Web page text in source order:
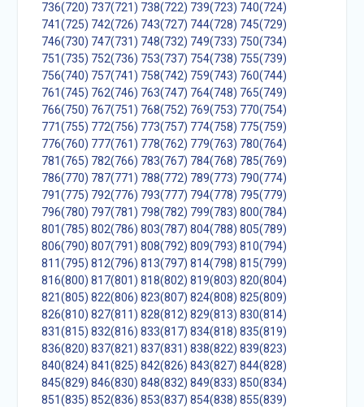
736(720) 737(721) 738(722) 739(723) 740(724)
741(725) 742(726) 743(727) 744(728) 745(729)
746(730) 747(731) 748(732) 749(733) 750(734)
751(735) 752(736) 753(737) 754(738) 755(739)
756(740) 757(741) 758(742) 759(743) 760(744)
761(745) 762(746) 763(747) 764(748) 765(749)
766(750) 767(751) 768(752) 769(753) 770(754)
771(755) 772(756) 773(757) 774(758) 775(759)
776(760) 777(761) 778(762) 779(763) 780(764)
781(765) 782(766) 783(767) 784(768) 785(769)
786(770) 787(771) 788(772) 789(773) 790(774)
791(775) 792(776) 793(777) 794(778) 795(779)
796(780) 797(781) 798(782) 799(783) 800(784)
801(785) 802(786) 803(787) 804(788) 805(789)
806(790) 807(791) 808(792) 809(793) 810(794)
811(795) 812(796) 813(797) 814(798) 815(799)
816(800) 817(801) 818(802) 819(803) 820(804)
821(805) 822(806) 823(807) 824(808) 825(809)
826(810) 827(811) 828(812) 829(813) 830(814)
831(815) 832(816) 833(817) 834(818) 835(819)
836(820) 837(821) 837(831) 838(822) 839(823)
840(824) 841(825) 842(826) 843(827) 844(828)
845(829) 846(830) 848(832) 849(833) 850(834)
851(835) 852(836) 853(837) 854(838) 855(839)